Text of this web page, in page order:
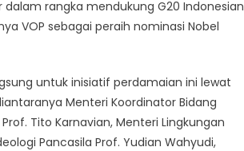
dalam rangka mendukung G20 Indonesian
VOP sebagai peraih nominasi Nobel
untuk inisiatif perdamaian ini lewat
Menteri Koordinator Bidang
Tito Karnavian, Menteri Lingkungan
Pancasila Prof. Yudian Wahyudi,